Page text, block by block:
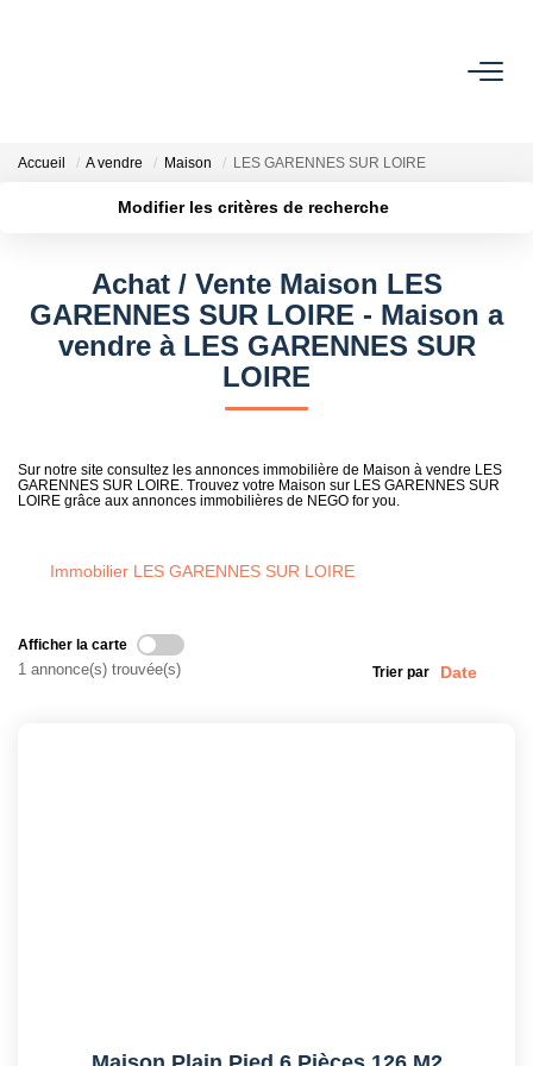
IMMOBILIER PRO
À PROPOS
Accueil A vendre Maison LES GARENNES SUR LOIRE
Modifier les critères de recherche
Type de bien
Budget max Plus de critères
Achat / Vente Maison LES
GARENNES SUR LOIRE - Maison a
vendre à LES GARENNES SUR
LOIRE
Sur notre site consultez les annonces immobilière de Maison à vendre LES
GARENNES SUR LOIRE. Trouvez votre Maison sur LES GARENNES SUR
LOIRE grâce aux annonces immobilières de NEGO for you.
Immobilier LES GARENNES SUR LOIRE
Afficher la carte
1 annonce(s) trouvée(s) Trier par